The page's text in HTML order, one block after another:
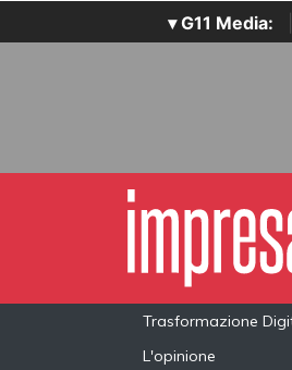
▾ G11 Media:
Trasformazione
L'opinione